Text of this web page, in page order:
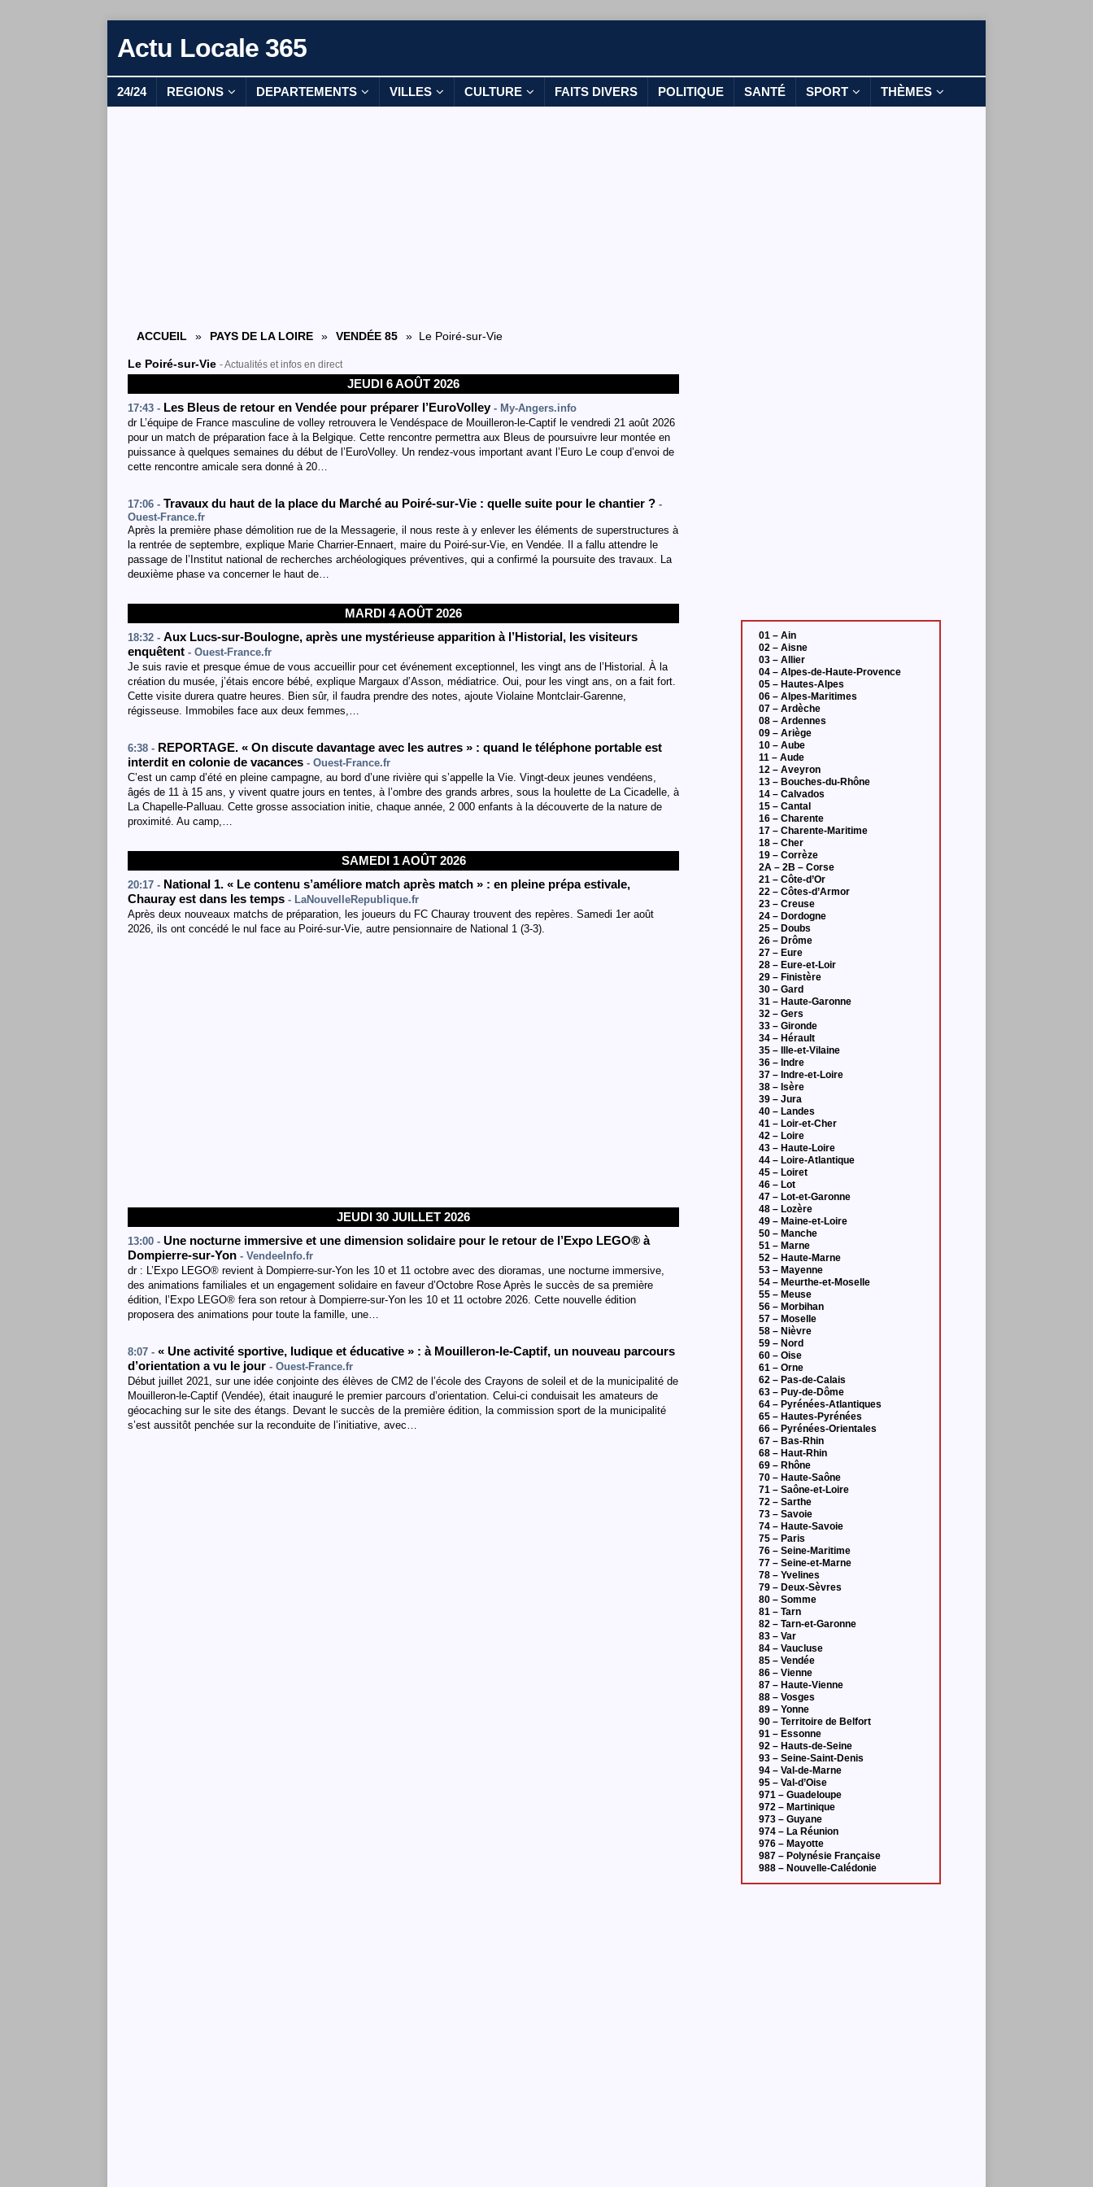
Actu Locale 365
24/24 REGIONS DEPARTEMENTS VILLES CULTURE FAITS DIVERS POLITIQUE SANTÉ SPORT THÈMES
ACCUEIL » PAYS DE LA LOIRE » VENDÉE 85 » Le Poiré-sur-Vie
Le Poiré-sur-Vie - Actualités et infos en direct
JEUDI 6 AOÛT 2026
17:43 - Les Bleus de retour en Vendée pour préparer l’EuroVolley - My-Angers.info
dr L’équipe de France masculine de volley retrouvera le Vendéspace de Mouilleron-le-Captif le vendredi 21 août 2026
pour un match de préparation face à la Belgique. Cette rencontre permettra aux Bleus de poursuivre leur montée en
puissance à quelques semaines du début de l’EuroVolley. Un rendez-vous important avant l’Euro Le coup d’envoi de
cette rencontre amicale sera donné à 20…
17:06 - Travaux du haut de la place du Marché au Poiré-sur-Vie : quelle suite pour le chantier ? -
Ouest-France.fr
Après la première phase démolition rue de la Messagerie, il nous reste à y enlever les éléments de superstructures à
la rentrée de septembre, explique Marie Charrier-Ennaert, maire du Poiré-sur-Vie, en Vendée. Il a fallu attendre le
passage de l’Institut national de recherches archéologiques préventives, qui a confirmé la poursuite des travaux. La
deuxième phase va concerner le haut de…
MARDI 4 AOÛT 2026
18:32 - Aux Lucs-sur-Boulogne, après une mystérieuse apparition à l’Historial, les visiteurs
enquêtent - Ouest-France.fr
Je suis ravie et presque émue de vous accueillir pour cet événement exceptionnel, les vingt ans de l’Historial. À la
création du musée, j’étais encore bébé, explique Margaux d’Asson, médiatrice. Oui, pour les vingt ans, on a fait fort.
Cette visite durera quatre heures. Bien sûr, il faudra prendre des notes, ajoute Violaine Montclair-Garenne,
régisseuse. Immobiles face aux deux femmes,…
6:38 - REPORTAGE. « On discute davantage avec les autres » : quand le téléphone portable est
interdit en colonie de vacances - Ouest-France.fr
C’est un camp d’été en pleine campagne, au bord d’une rivière qui s’appelle la Vie. Vingt-deux jeunes vendéens,
âgés de 11 à 15 ans, y vivent quatre jours en tentes, à l’ombre des grands arbres, sous la houlette de La Cicadelle, à
La Chapelle-Palluau. Cette grosse association initie, chaque année, 2 000 enfants à la découverte de la nature de
proximité. Au camp,…
SAMEDI 1 AOÛT 2026
20:17 - National 1. « Le contenu s’améliore match après match » : en pleine prépa estivale,
Chauray est dans les temps - LaNouvelleRepublique.fr
Après deux nouveaux matchs de préparation, les joueurs du FC Chauray trouvent des repères. Samedi 1er août
2026, ils ont concédé le nul face au Poiré-sur-Vie, autre pensionnaire de National 1 (3-3).
JEUDI 30 JUILLET 2026
13:00 - Une nocturne immersive et une dimension solidaire pour le retour de l’Expo LEGO® à
Dompierre-sur-Yon - VendeeInfo.fr
dr : L’Expo LEGO® revient à Dompierre-sur-Yon les 10 et 11 octobre avec des dioramas, une nocturne immersive,
des animations familiales et un engagement solidaire en faveur d’Octobre Rose Après le succès de sa première
édition, l’Expo LEGO® fera son retour à Dompierre-sur-Yon les 10 et 11 octobre 2026. Cette nouvelle édition
proposera des animations pour toute la famille, une…
8:07 - « Une activité sportive, ludique et éducative » : à Mouilleron-le-Captif, un nouveau parcours
d’orientation a vu le jour - Ouest-France.fr
Début juillet 2021, sur une idée conjointe des élèves de CM2 de l’école des Crayons de soleil et de la municipalité de
Mouilleron-le-Captif (Vendée), était inauguré le premier parcours d’orientation. Celui-ci conduisait les amateurs de
géocaching sur le site des étangs. Devant le succès de la première édition, la commission sport de la municipalité
s’est aussitôt penchée sur la reconduite de l’initiative, avec…
01 – Ain
02 – Aisne
03 – Allier
04 – Alpes-de-Haute-Provence
05 – Hautes-Alpes
06 – Alpes-Maritimes
07 – Ardèche
08 – Ardennes
09 – Ariège
10 – Aube
11 – Aude
12 – Aveyron
13 – Bouches-du-Rhône
14 – Calvados
15 – Cantal
16 – Charente
17 – Charente-Maritime
18 – Cher
19 – Corrèze
2A – 2B – Corse
21 – Côte-d’Or
22 – Côtes-d’Armor
23 – Creuse
24 – Dordogne
25 – Doubs
26 – Drôme
27 – Eure
28 – Eure-et-Loir
29 – Finistère
30 – Gard
31 – Haute-Garonne
32 – Gers
33 – Gironde
34 – Hérault
35 – Ille-et-Vilaine
36 – Indre
37 – Indre-et-Loire
38 – Isère
39 – Jura
40 – Landes
41 – Loir-et-Cher
42 – Loire
43 – Haute-Loire
44 – Loire-Atlantique
45 – Loiret
46 – Lot
47 – Lot-et-Garonne
48 – Lozère
49 – Maine-et-Loire
50 – Manche
51 – Marne
52 – Haute-Marne
53 – Mayenne
54 – Meurthe-et-Moselle
55 – Meuse
56 – Morbihan
57 – Moselle
58 – Nièvre
59 – Nord
60 – Oise
61 – Orne
62 – Pas-de-Calais
63 – Puy-de-Dôme
64 – Pyrénées-Atlantiques
65 – Hautes-Pyrénées
66 – Pyrénées-Orientales
67 – Bas-Rhin
68 – Haut-Rhin
69 – Rhône
70 – Haute-Saône
71 – Saône-et-Loire
72 – Sarthe
73 – Savoie
74 – Haute-Savoie
75 – Paris
76 – Seine-Maritime
77 – Seine-et-Marne
78 – Yvelines
79 – Deux-Sèvres
80 – Somme
81 – Tarn
82 – Tarn-et-Garonne
83 – Var
84 – Vaucluse
85 – Vendée
86 – Vienne
87 – Haute-Vienne
88 – Vosges
89 – Yonne
90 – Territoire de Belfort
91 – Essonne
92 – Hauts-de-Seine
93 – Seine-Saint-Denis
94 – Val-de-Marne
95 – Val-d’Oise
971 – Guadeloupe
972 – Martinique
973 – Guyane
974 – La Réunion
976 – Mayotte
987 – Polynésie Française
988 – Nouvelle-Calédonie